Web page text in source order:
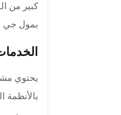
كبير من
بمول جي
بالأنظمة